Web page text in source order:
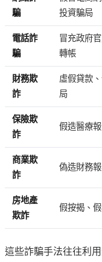
騙
投資騙局
電話詐
騙
冒充政府
轉帳
財務欺
詐
虛假貸款
局
保險欺
詐
假造醫療
商業欺
詐
偽造財務
房地產
欺詐
假按揭、
這些詐騙手法往往利